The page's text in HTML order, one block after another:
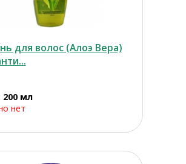
для волос (Алоэ Вера)
мл
нет